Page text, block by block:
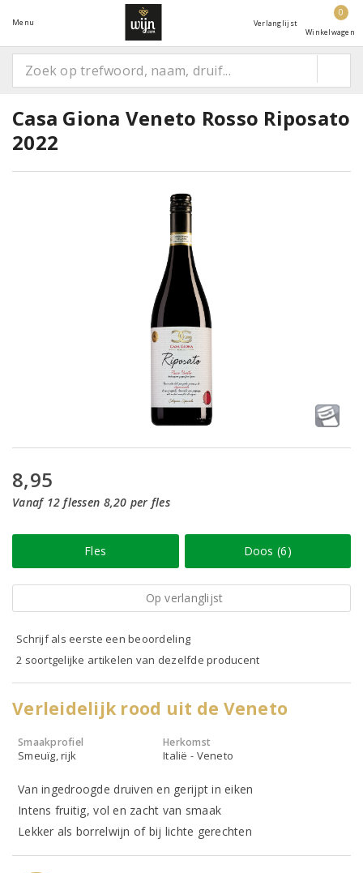
Menu Verlanglijst
0
Winkelwagen
Casa Giona Veneto Rosso Riposato
2022
8,95
Vanaf 12 flessen 8,20 per fles
Fles Doos (6)
Op verlanglijst
Schrijf als eerste een beoordeling
2 soortgelijke artikelen van dezelfde producent
Verleidelijk rood uit de Veneto
Smaakprofiel
Smeuïg, rijk
Herkomst
Italië - Veneto
Van ingedroogde druiven en gerijpt in eiken
Intens fruitig, vol en zacht van smaak
Lekker als borrelwijn of bij lichte gerechten